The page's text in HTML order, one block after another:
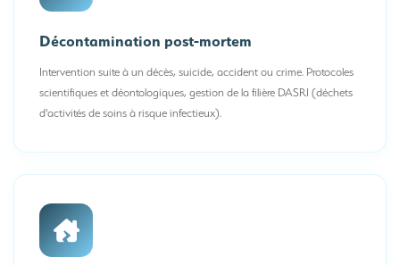
Décontamination post-mortem
Intervention suite à un décès, suicide, accident ou crime. Protocoles
scientifiques et déontologiques, gestion de la filière DASRI (déchets
d'activités de soins à risque infectieux).